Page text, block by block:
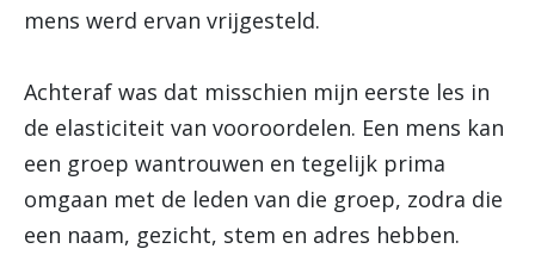
mens werd ervan vrijgesteld.
Achteraf was dat misschien mijn eerste les in
de elasticiteit van vooroordelen. Een mens kan
een groep wantrouwen en tegelijk prima
omgaan met de leden van die groep, zodra die
een naam, gezicht, stem en adres hebben.